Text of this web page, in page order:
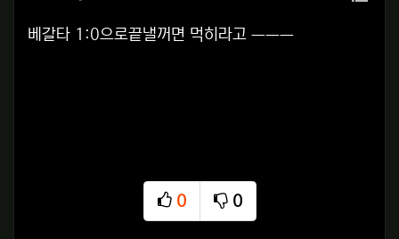
본문
베갈타 1:0으로끝낼꺼면 먹히라고 ㅡㅡㅡ
0
추천
0
비추천